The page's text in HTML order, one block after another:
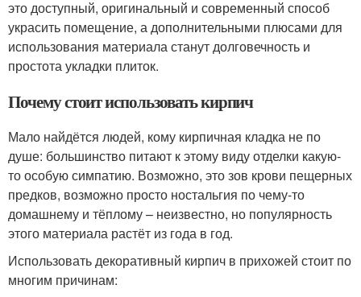
это доступный, оригинальный и современный способ
украсить помещение, а дополнительными плюсами для
использования материала станут долговечность и
простота укладки плиток.
Почему стоит использовать кирпич
Мало найдётся людей, кому кирпичная кладка не по
душе: большинство питают к этому виду отделки какую-
то особую симпатию. Возможно, это зов крови пещерных
предков, возможно просто ностальгия по чему-то
домашнему и тёплому – неизвестно, но популярность
этого материала растёт из года в год.
Использовать декоративный кирпич в прихожей стоит по
многим причинам: